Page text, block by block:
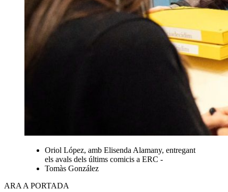
Oriol López, amb Elisenda Alamany, entregant
els avals dels últims comicis a ERC -
Tomàs González
ARA A PORTADA